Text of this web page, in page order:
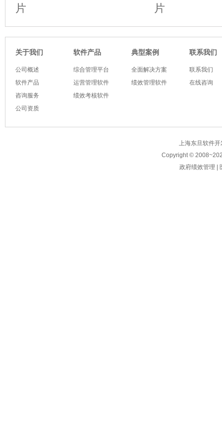
关于我们
公司概述
软件产品
咨询服务
公司资质
软件产品
综合管理平台
运营管理软件
绩效考核软件
典型案例
全面解决方案
绩效管理软件
联系我们
联系我们
在线咨询
上海东旦软件
Copyright © 2008~
政府绩效管理 |